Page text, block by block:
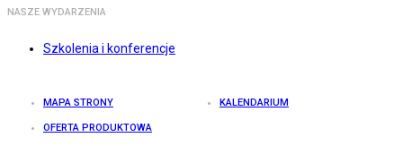
NASZE WYDARZENIA
Szkolenia i konferencje
MAPA STRONY KALENDARIUM
OFERTA PRODUKTOWA